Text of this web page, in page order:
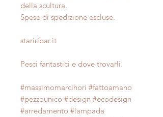
della scultura.
Spese di spedizione escluse.
stariribar.it
Pesci fantastici e dove trovarli.
#massimomarcihori #fattoamano
#pezzounico #design #ecodesign
#arredamento #lampada